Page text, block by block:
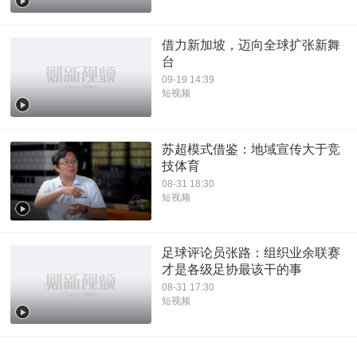
借力新加坡，迈向全球扩张新舞
台
09-19 14:39
短视频
苏超模式借鉴：地域宣传大于竞
技体育
08-31 18:30
短视频
足球评论员张路：组织业余联赛
才是各级足协最该干的事
08-31 17:30
短视频